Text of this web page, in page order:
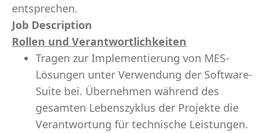
entsprechen.
Job Description
Rollen und Verantwortlichkeiten
Tragen zur Implementierung von MES-
Lösungen unter Verwendung der Software-
Suite bei. Übernehmen während des
gesamten Lebenszyklus der Projekte die
Verantwortung für technische Leistungen.